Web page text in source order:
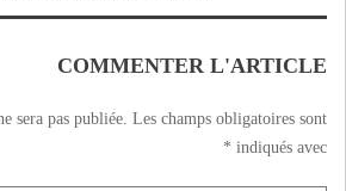
COMMENTER L'ARTICLE
sera pas publiée. Les champs obligatoires sont
indiqués avec
*